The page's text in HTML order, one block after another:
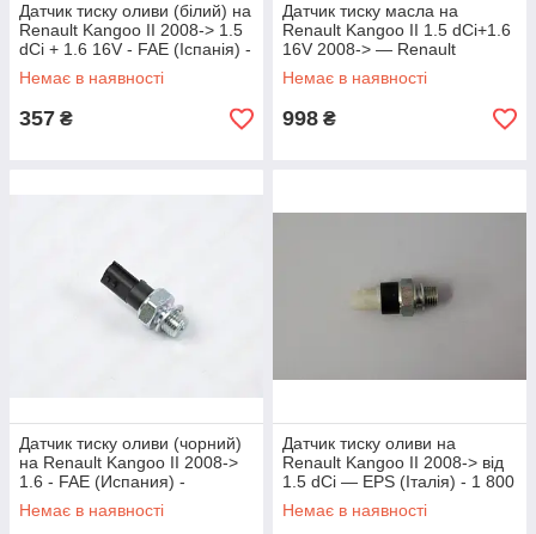
Датчик тиску оливи (білий) на
Renault Kangoo II 2008-> 1.5
dCi + 1.6 16V - FAE (Іспанія) -
FAE12701
Немає в наявності
357 ₴
Датчик тиску масла на
Renault Kangoo II 1.5 dCi+1.6
16V 2008-> — Renault
(Оригінал) - 8200671272
Немає в наявності
998 ₴
Датчик тиску оливи (чорний)
на Renault Kangoo II 2008->
1.6 - FAE (Испания) -
FAE12702
Немає в наявності
Датчик тиску оливи на
Renault Kangoo II 2008-> від
1.5 dCi — EPS (Італія) - 1 800
178
Немає в наявності